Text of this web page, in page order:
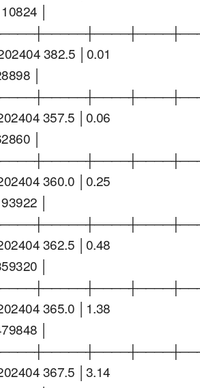
│
382.5 │0.01
│
357.5 │0.06
│
360.0 │0.25
│
362.5 │0.48
│
365.0 │1.38
│
367.5 │3.14